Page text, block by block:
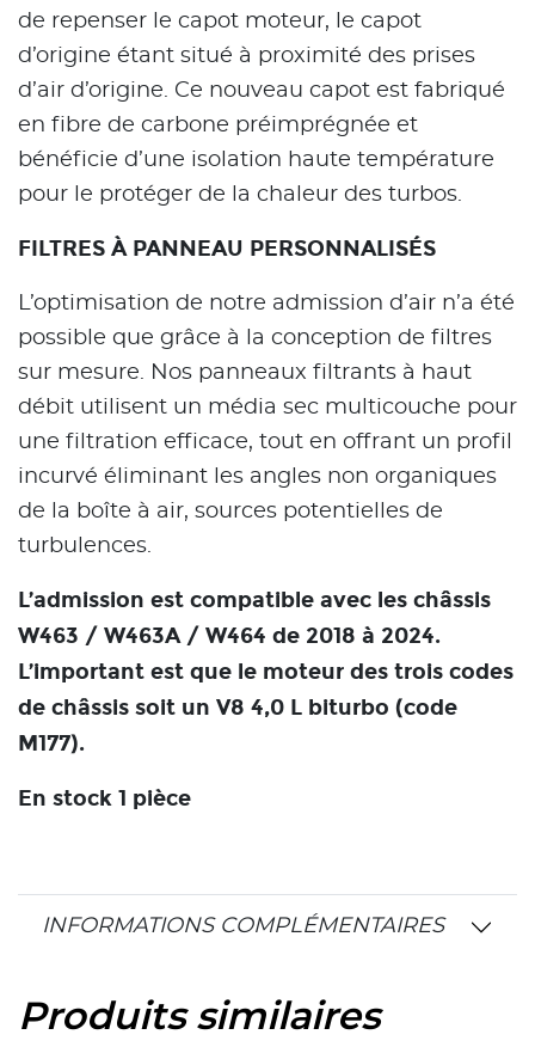
de repenser le capot moteur, le capot
d’origine étant situé à proximité des prises
d’air d’origine. Ce nouveau capot est fabriqué
en fibre de carbone préimprégnée et
bénéficie d’une isolation haute température
pour le protéger de la chaleur des turbos.
FILTRES À PANNEAU PERSONNALISÉS
L’optimisation de notre admission d’air n’a été
possible que grâce à la conception de filtres
sur mesure. Nos panneaux filtrants à haut
débit utilisent un média sec multicouche pour
une filtration efficace, tout en offrant un profil
incurvé éliminant les angles non organiques
de la boîte à air, sources potentielles de
turbulences.
L’admission est compatible avec les châssis
W463 / W463A / W464 de 2018 à 2024.
L’important est que le moteur des trois codes
de châssis soit un V8 4,0 L biturbo (code
M177).
En stock 1 pièce
INFORMATIONS COMPLÉMENTAIRES
Produits similaires